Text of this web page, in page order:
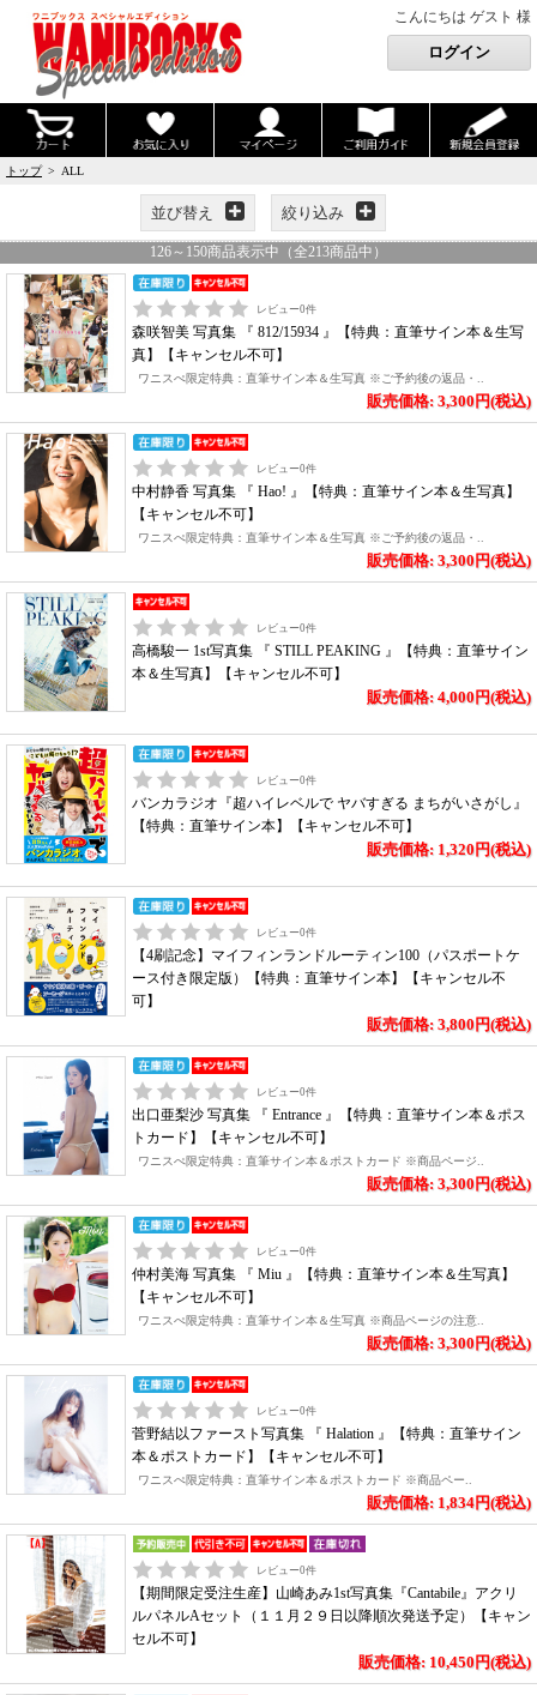
こんにちは ゲスト 様
トップ> ALL
並び替え 絞り込み
126～ 150商品表示中（全213商品中）
レビュー0件
森咲智美 写真集 『 812/15934 』【特典：直筆サイン本＆生写
真】【キャンセル不可】
ワニスぺ限定特典：直筆サイン本＆生写真 ※ご予約後の返品・..
販売価格: 3,300円(税込)
レビュー0件
中村静香 写真集 『 Hao! 』【特典：直筆サイン本＆生写真】
【キャンセル不可】
ワニスぺ限定特典：直筆サイン本＆生写真 ※ご予約後の返品・..
販売価格: 3,300円(税込)
レビュー0件
高橋駿一 1st写真集 『 STILL PEAKING 』【特典：直筆サイン
本＆生写真】【キャンセル不可】
販売価格: 4,000円(税込)
レビュー0件
バンカラジオ『超ハイレベルで ヤバすぎる まちがいさがし』
【特典：直筆サイン本】【キャンセル不可】
販売価格: 1,320円(税込)
レビュー0件
【4刷記念】マイフィンランドルーティン100（パスポートケ
ース付き限定版）【特典：直筆サイン本】【キャンセル不
可】
販売価格: 3,800円(税込)
レビュー0件
出口亜梨沙 写真集 『 Entrance 』【特典：直筆サイン本＆ポス
トカード】【キャンセル不可】
ワニスぺ限定特典：直筆サイン本＆ポストカード ※商品ページ..
販売価格: 3,300円(税込)
レビュー0件
仲村美海 写真集 『 Miu 』【特典：直筆サイン本＆生写真】
【キャンセル不可】
ワニスぺ限定特典：直筆サイン本＆生写真 ※商品ページの注意..
販売価格: 3,300円(税込)
レビュー0件
菅野結以ファースト写真集 『 Halation 』【特典：直筆サイン
本＆ポストカード】【キャンセル不可】
ワニスぺ限定特典：直筆サイン本＆ポストカード ※商品ペー..
販売価格: 1,834円(税込)
レビュー0件
【期間限定受注生産】山崎あみ1st写真集『Cantabile』アクリ
ルパネルAセット（１１月２９日以降順次発送予定）【キャン
セル不可】
販売価格: 10,450円(税込)